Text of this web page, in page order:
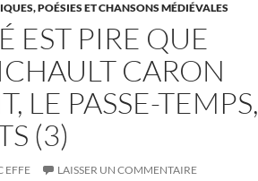
POÉSIES ET CHANSONS MÉDIÉVALES
EST PIRE QUE
CARON
LE PASSE-TEMPS,
(3)
EFFE LAISSER UN COMMENTAIRE